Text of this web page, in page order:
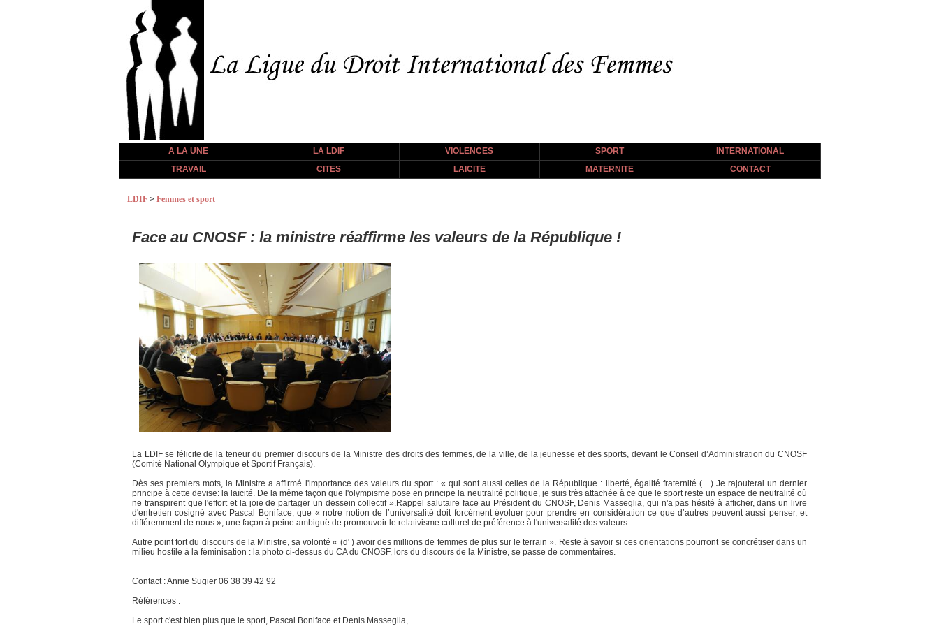
A LA UNE LA LDIF VIOLENCES SPORT
INTERNATIONAL
TRAVAIL
CITES LAICITE MATERNITE CONTACT
LDIF > Femmes et sport
Face au CNOSF : la ministre réaffirme les valeurs de la République !
La LDIF se félicite de la teneur du premier discours de la Ministre des droits des femmes, de la ville, de la jeunesse et des sports, devant le Conseil d’Administration du CNOSF
(Comité National Olympique et Sportif Français).
Dès ses premiers mots, la Ministre a affirmé l'importance des valeurs du sport : « qui sont aussi celles de la République : liberté, égalité fraternité (…) Je rajouterai un dernier
principe à cette devise: la laïcité. De la même façon que l'olympisme pose en principe la neutralité politique, je suis très attachée à ce que le sport reste un espace de neutralité où
ne transpirent que l'effort et la joie de partager un dessein collectif ».Rappel salutaire face au Président du CNOSF, Denis Masseglia, qui n'a pas hésité à afficher, dans un livre
d'entretien cosigné avec Pascal Boniface, que « notre notion de l’universalité doit forcément évoluer pour prendre en considération ce que d’autres peuvent aussi penser, et
différemment de nous », une façon à peine ambiguë de promouvoir le relativisme culturel de préférence à l'universalité des valeurs.
Autre point fort du discours de la Ministre, sa volonté « (d' ) avoir des millions de femmes de plus sur le terrain ». Reste à savoir si ces orientations pourront se concrétiser dans un
milieu hostile à la féminisation : la photo ci-dessus du CA du CNOSF, lors du discours de la Ministre, se passe de commentaires.
Contact : Annie Sugier 06 38 39 42 92
Références :
Le sport c'est bien plus que le sport, Pascal Boniface et Denis Masseglia,